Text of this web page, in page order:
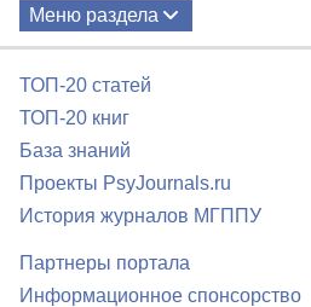
Меню раздела
Биография
ТОП-20 статей
ТОП-20 книг
База знаний
Проекты PsyJournals.ru
История журналов МГППУ
Партнеры портала
Информационное спонсорство